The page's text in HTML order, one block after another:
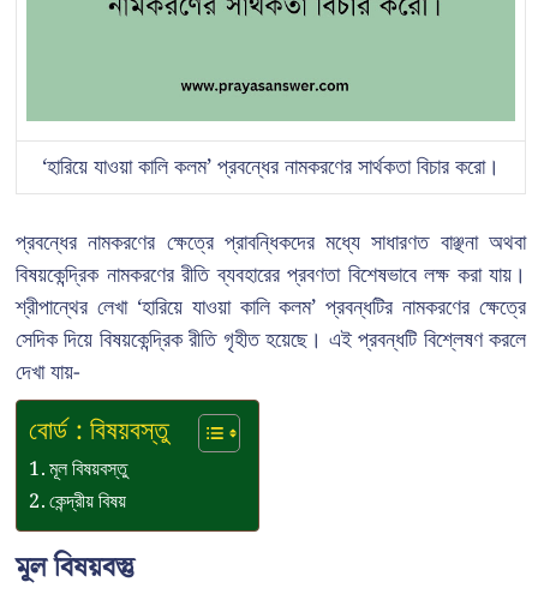
‘হারিয়ে যাওয়া কালি কলম’ প্রবন্ধের নামকরণের সার্থকতা বিচার করো।
প্রবন্ধের নামকরণের ক্ষেত্রে প্রাবন্ধিকদের মধ্যে সাধারণত বাঞ্ছনা অথবা
বিষয়কেন্দ্রিক নামকরণের রীতি ব্যবহারের প্রবণতা বিশেষভাবে লক্ষ করা যায়।
শ্রীপান্থের লেখা ‘হারিয়ে যাওয়া কালি কলম’ প্রবন্ধটির নামকরণের ক্ষেত্রে
সেদিক দিয়ে বিষয়কেন্দ্রিক রীতি গৃহীত হয়েছে। এই প্রবন্ধটি বিশ্লেষণ করলে
দেখা যায়-
বোর্ড : বিষয়বস্তু
মূল বিষয়বস্তু
কেন্দ্রীয় বিষয়
মূল বিষয়বস্তু